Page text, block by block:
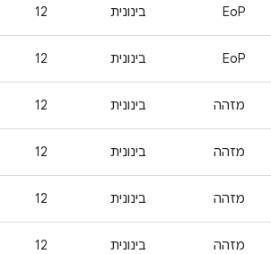
EoP בינונית 12
EoP בינונית 12
מזהה בינונית 12
מזהה בינונית 12
מזהה בינונית 12
מזהה בינונית 12